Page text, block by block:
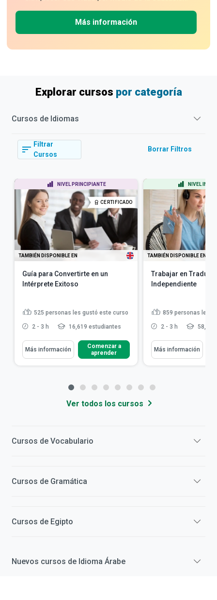
Más información
Explorar cursos por categoría
Cursos de Idiomas
Filtrar
Cursos
Borrar Filtros
NIVEL PRINCIPIANTE
CERTIFICADO
TAMBIÉN DISPONIBLE EN
Guía para Convertirte en un
Intérprete Exitoso
525 personas les gustó este curso
2 - 3 h 16,619 estudiantes
Más información
Comenzar a
aprender
NIVEL
TAMBIÉN DISPONIBLE EN
Trabajar en
Independiente
859 personas les
2 - 3 h
Más información
Ver todos los cursos
Cursos de Vocabulario
Cursos de Gramática
Cursos de Egipto
Nuevos cursos de Idioma Árabe